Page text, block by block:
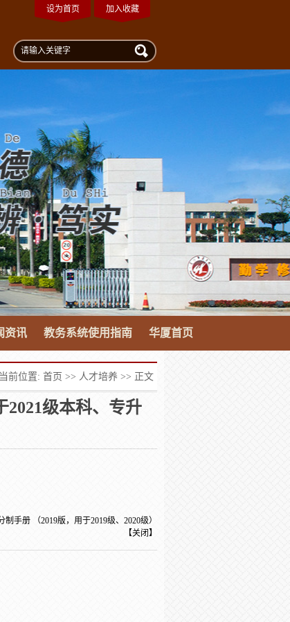
设为首页 加入收藏
资讯 教务系统使用指南 华厦首页
当前位置: 首页 >> 人才培养 >> 正文
2021级本科、专升
制手册 （2019版，用于2019级、2020级）
【关闭】